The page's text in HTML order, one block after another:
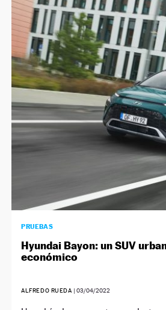
PRUEBAS
Hyundai Bayon: un SUV
económico
ALFREDO RUEDA | 03/04/2022